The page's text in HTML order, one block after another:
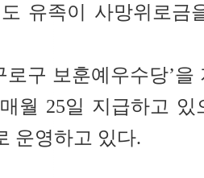
유족이 사망위로금
로구 보훈예우수당’
월 25일 지급하고
운영하고 있다.